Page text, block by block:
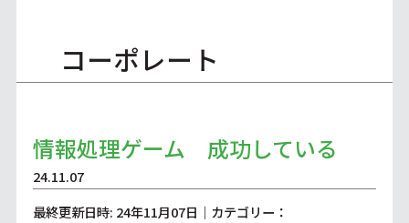
コーポレート
情報処理ゲーム 成功している
24.11.07
最終更新日時: 24年11月07日｜カテゴリー：